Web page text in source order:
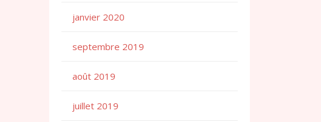
janvier 2020
septembre 2019
août 2019
juillet 2019